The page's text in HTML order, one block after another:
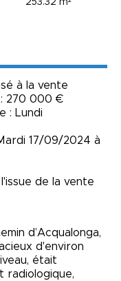
253.32 m²
à la vente
270 000 €
: Lundi
17/09/2024 à
de la vente
d’Acqualonga,
d'environ
était
radiologique,